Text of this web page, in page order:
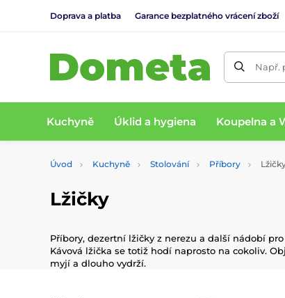
Doprava a platba Garance bezplatného vrácení zboží
Např.
Kuchyně Úklid a hygiena Koupelna a
Úvod Kuchyně Stolování Příbory
Lžičky
Příbory, dezertní lžičky z nerezu a další nádobí
Kávová lžička se totiž hodí naprosto na cokoliv.
myjí a dlouho vydrží.